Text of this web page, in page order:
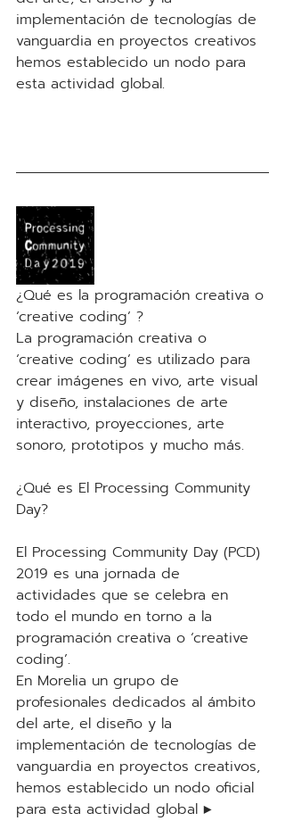
implementación de tecnologías de
vanguardia en proyectos creativos
hemos establecido un nodo para
esta actividad global.
¿Qué es la programación creativa o
‘creative coding’ ?
La programación creativa o
‘creative coding’ es utilizado para
crear imágenes en vivo, arte visual
y diseño, instalaciones de arte
interactivo, proyecciones, arte
sonoro, prototipos y mucho más.
¿Qué es El Processing Community
Day?
El Processing Community Day (PCD)
2019 es una jornada de
actividades que se celebra en
todo el mundo en torno a la
programación creativa o ‘creative
coding’.
En Morelia un grupo de
profesionales dedicados al ámbito
del arte, el diseño y la
implementación de tecnologías de
vanguardia en proyectos creativos,
hemos establecido un nodo oficial
para esta actividad global ▶️